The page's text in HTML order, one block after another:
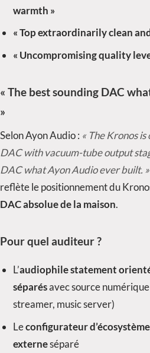
warmth »
« Top extraordinarily clean
« Uncompromising quality
« The best sounding DAC
»
Selon Ayon Audio : « The Kronos
DAC with vacuum-tube output
DAC what Ayon Audio ever built. »
reflète le positionnement du
DAC absolue de la maison.
Pour quel auditeur ?
L’audiophile statement
séparésavec source
streamer, music server)
Leconfigurateur
externeséparé